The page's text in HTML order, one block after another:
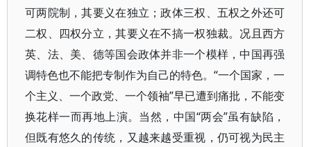
可两院制，其要义在独立；政体三权、五权之外还可
二权、四权分立，其要义在不搞一权独裁。况且西方
英、法、美、德等国会政体并非一个模样，中国再强
调特色也不能把专制作为自己的特色。“一个国家，一
个主义、一个政党、一个领袖”早已遭到痛批，不能变
换花样一而再地上演。当然，中国“两会”虽有缺陷，
但既有悠久的传统，又越来越受重视，仍可视为民主